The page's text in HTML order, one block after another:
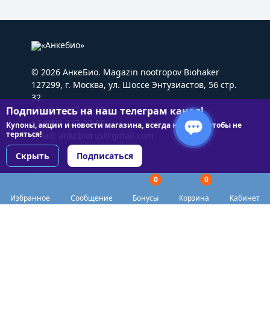
Избранное Сообщение
0
Бонусы
0
Корзина
Кабинет
© 2026 АнкеБио. Magazin nootropov Biohaker
127299, г. Москва, ул. Шоссе Энтузиастов, 56 стр.
32
+7 (495) 227-22-05
+7 (985) 227-22-05
Email: ankebiorus@gmail.com
Подпишитесь на наш телеграм канал!
Купоны, акции и новости магазина, всегда на связи чтобы не
теряться!
Скрыть Подписаться